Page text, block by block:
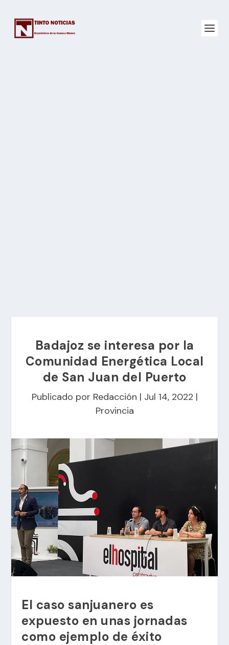
Badajoz se interesa por la
Comunidad Energética Local
de San Juan del Puerto
Publicado por Redacción | Jul 14, 2022 |
Provincia
El caso sanjuanero es
expuesto en unas jornadas
como ejemplo de éxito